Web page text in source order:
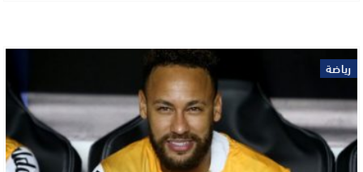
رياضة